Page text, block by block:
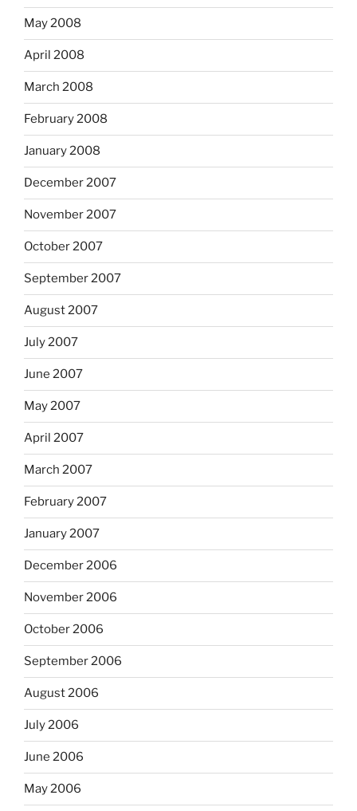
May 2008
April 2008
March 2008
February 2008
January 2008
December 2007
November 2007
October 2007
September 2007
August 2007
July 2007
June 2007
May 2007
April 2007
March 2007
February 2007
January 2007
December 2006
November 2006
October 2006
September 2006
August 2006
July 2006
June 2006
May 2006